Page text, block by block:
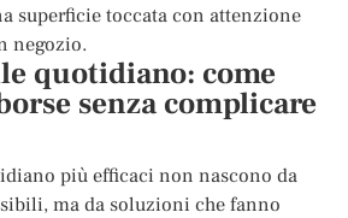
superficie toccata con attenzione
negozio.
quotidiano: come
senza complicare
più efficaci non nascono da
ma da soluzioni che fanno